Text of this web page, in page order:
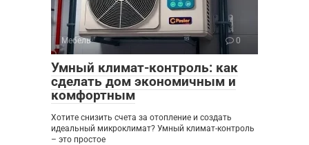
Мебель 0
Умный климат-контроль: как
сделать дом экономичным и
комфортным
Хотите снизить счета за отопление и создать
идеальный микроклимат? Умный климат-контроль
– это простое